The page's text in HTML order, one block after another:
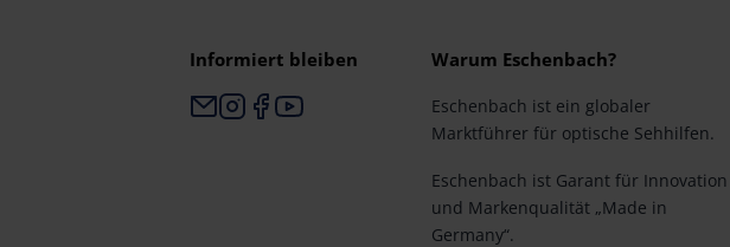
Informiert bleiben Warum Eschenbach?
Eschenbach ist ein globaler
Marktführer für optische Sehhilfen.
Eschenbach ist Garant für Innovation
und Markenqualität „Made in
Germany“.